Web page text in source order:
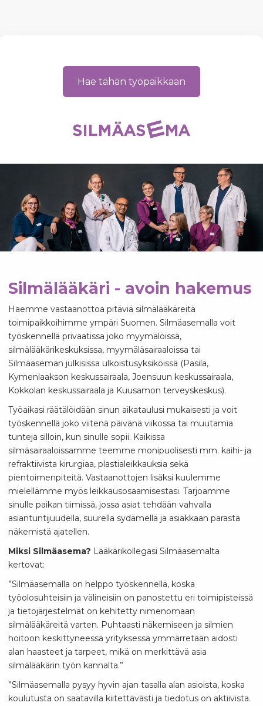
Hae tähän työpaikkaan
Silmälääkäri - avoin hakemus
Haemme vastaanottoa pitäviä silmälääkäreitä
toimipaikkoihimme ympäri Suomen. Silmäasemalla voit
työskennellä privaatissa joko myymälöissä,
silmälääkärikeskuksissa, myymäläsairaaloissa tai
Silmäaseman julkisissa ulkoistusyksiköissä (Pasila,
Kymenlaakson keskussairaala, Joensuun keskussairaala,
Kokkolan keskussairaala ja Kuusamon terveyskeskus).
Työaikasi räätälöidään sinun aikataulusi mukaisesti ja voit
työskennellä joko viitenä päivänä viikossa tai muutamia
tunteja silloin, kun sinulle sopii. Kaikissa
silmäsairaaloissamme teemme monipuolisesti mm. kaihi- ja
refraktiivista kirurgiaa, plastialeikkauksia sekä
pientoimenpiteitä. Vastaanottojen lisäksi kuulemme
mielellämme myös leikkausosaamisestasi. Tarjoamme
sinulle paikan tiimissä, jossa asiat tehdään vahvalla
asiantuntijuudella, suurella sydämellä ja asiakkaan parasta
näkemistä ajatellen.
Miksi Silmäasema? Lääkärikollegasi Silmäasemalta
kertovat:
”Silmäasemalla on helppo työskennellä, koska
työolosuhteisiin ja välineisiin on panostettu eri toimipisteissä
ja tietojärjestelmät on kehitetty nimenomaan
silmälääkäreitä varten. Puhtaasti näkemiseen ja silmien
hoitoon keskittyneessä yrityksessä ymmärretään aidosti
alan haasteet ja tarpeet, mikä on merkittävä asia
silmälääkärin työn kannalta.”
”Silmäasemalla pysyy hyvin ajan tasalla alan asioista, koska
koulutusta on saatavilla kiitettävästi ja tiedotus on aktiivista.